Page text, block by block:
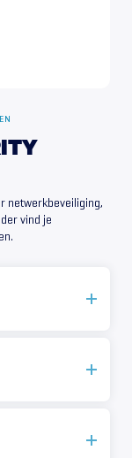
netwerkbeveiliging,
vind je